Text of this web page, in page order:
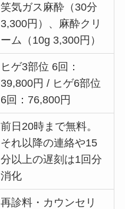
笑気ガス麻酔（30分
3,300円）、麻酔クリ
ーム（10g 3,300円）
ヒゲ3部位 6回：
39,800円 / ヒゲ6部位
6回：76,800円
前日20時まで無料。
それ以降の連絡や15
分以上の遅刻は1回分
消化
再診料・カウンセリ